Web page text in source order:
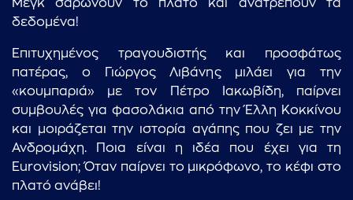
Μεγκ σαρώνουν το πλατό και ανατρέπουν τα
δεδομένα!
Επιτυχημένος τραγουδιστής και προσφάτως
πατέρας, ο Γιώργος Λιβάνης μιλάει για την
«κουμπαριά» με τον Πέτρο Ιακωβίδη, παίρνει
συμβουλές για φασολάκια από την Έλλη Κοκκίνου
και μοιράζεται την ιστορία αγάπης που ζει με την
Ανδρομάχη. Ποια είναι η ιδέα που έχει για τη
Eurovision; Όταν παίρνει το μικρόφωνο, το κέφι στο
πλατό ανάβει!